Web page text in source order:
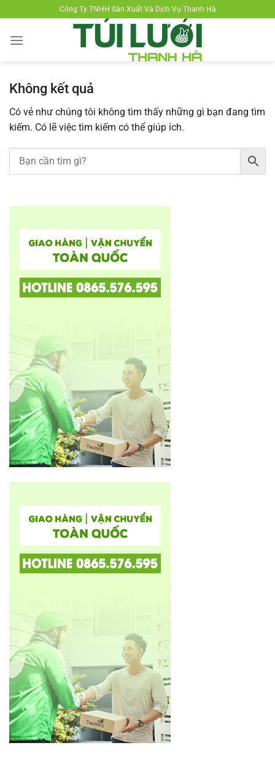
đến
nội
Công Ty TNHH Sản Xuất Và Dịch Vụ Thanh Hà
Không kết quả
Có vẻ như chúng tôi không tìm thấy những gì bạn đang tìm
kiếm. Có lẽ việc tìm kiếm có thể giúp ích.